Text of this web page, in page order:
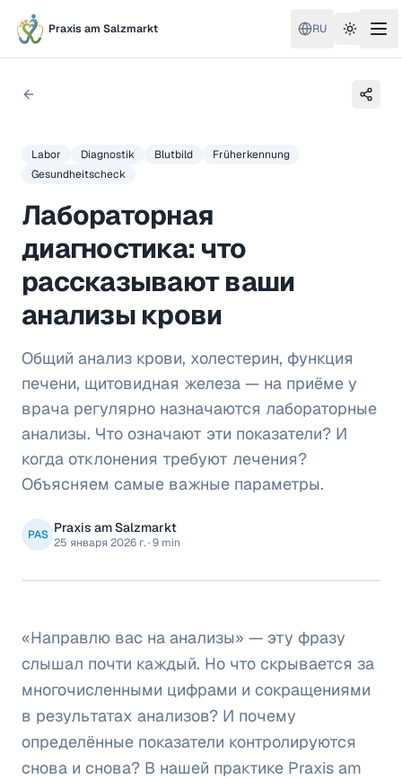
Praxis am Salzmarkt RU Toggle
Labor Diagnostik Blutbild
Früherkennung
Gesundheitscheck
Лабораторная
диагностика: что
рассказывают ваши
анализы крови
Общий анализ крови, холестерин, функция
печени, щитовидная железа — на приёме у
врача регулярно назначаются лабораторные
анализы. Что означают эти показатели? И
когда отклонения требуют лечения?
Объясняем самые важные параметры.
PAS Praxis am Salzmarkt
25 января 2026 г.·9 min
«Направлю вас на анализы» — эту фразу
слышал почти каждый. Но что скрывается за
многочисленными цифрами и сокращениями
в результатах анализов? И почему
определённые показатели контролируются
снова и снова? В нашей практике Praxis am